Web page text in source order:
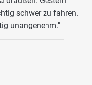
schwer zu fahren.
unangenehm."